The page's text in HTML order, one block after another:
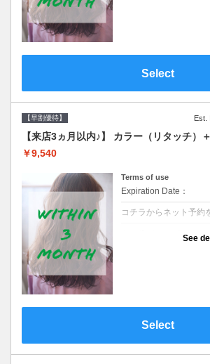
Select
【早割優待】 Est.
【来店3ヵ月以内♪】 カラー（リタッチ）
￥9,540
Terms of use
Expiration Date：
コチラからネット予約
See
Select